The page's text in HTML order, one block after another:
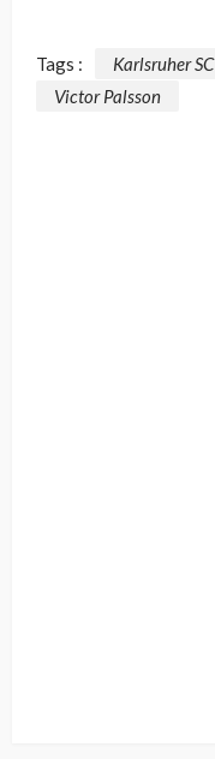
Tags : Karlsruher SC
Victor Palsson